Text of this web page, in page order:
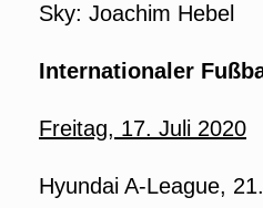
Sky: Joachim Hebel
Internationaler
Freitag, 17. Juli 2020
Hyundai A-League,